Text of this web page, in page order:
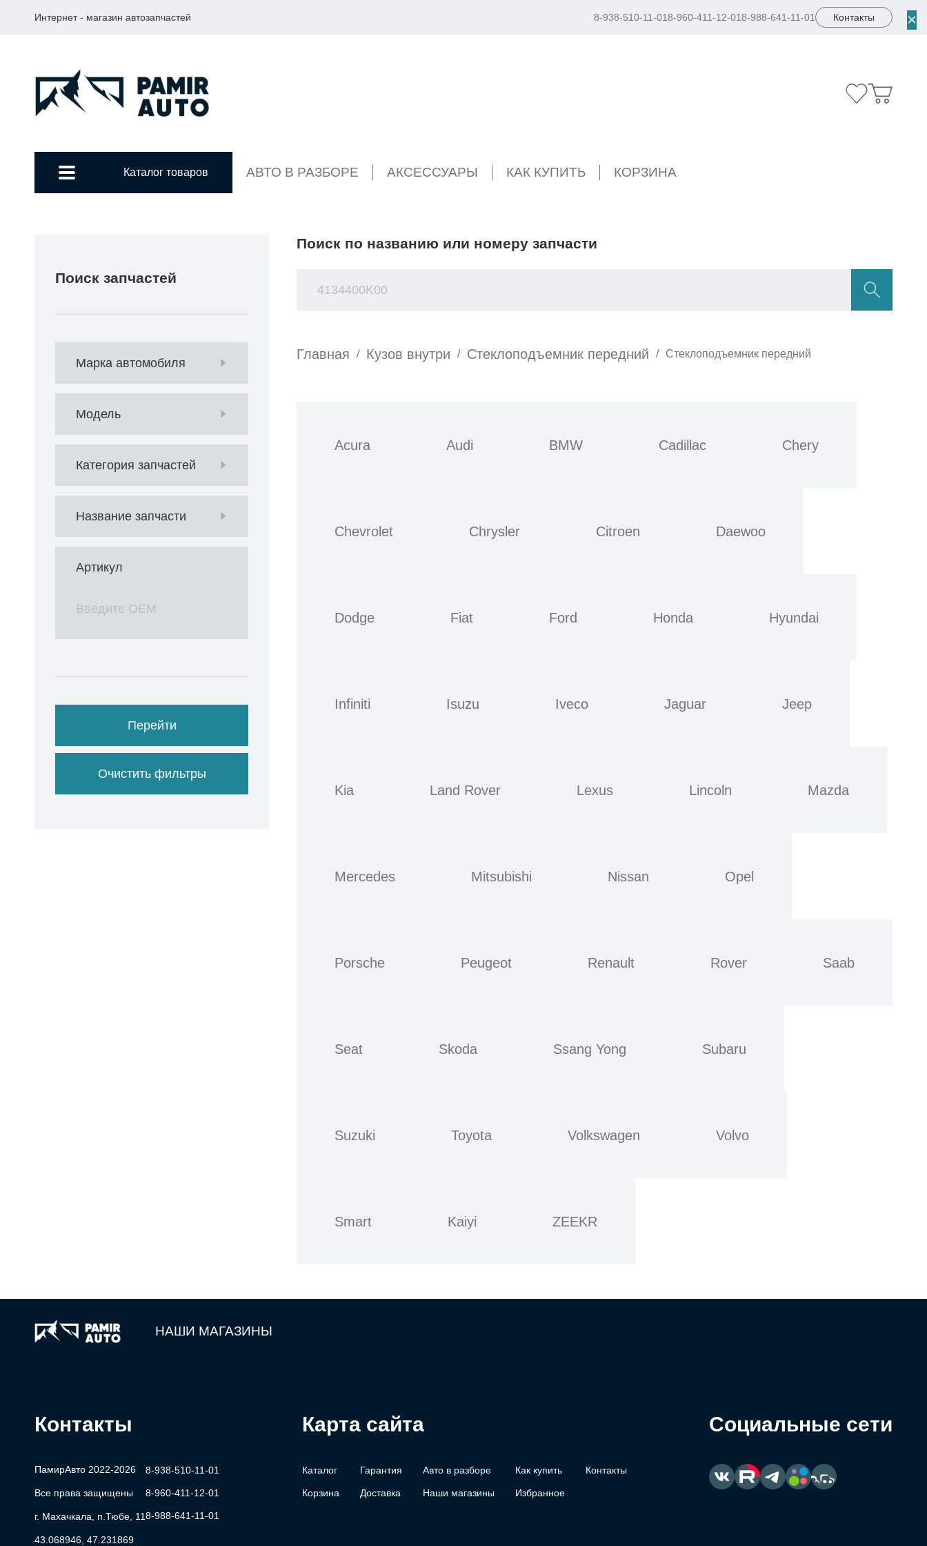
Интернет - магазин автозапчастей 8-938-510-11-018-960-411-12-018-988-641-11-01 Контакты
Каталог товаров АВТО В РАЗБОРЕ АКСЕССУАРЫ КАК КУПИТЬ КОРЗИНА
×
Поиск запчастей
Марка автомобиля
Модель
Категория запчастей
Название запчасти
Артикул
Перейти
Очистить фильтры
Поиск по названию или номеру запчасти
Главная / Кузов внутри / Стеклоподъемник передний / Стеклоподъемник передний
Acura Audi BMW Cadillac Chery
Chevrolet Chrysler Citroen Daewoo
Dodge Fiat Ford Honda Hyundai
Infiniti Isuzu Iveco Jaguar Jeep
Kia Land Rover Lexus Lincoln Mazda
Mercedes Mitsubishi Nissan Opel
Porsche Peugeot Renault Rover Saab
Seat Skoda Ssang Yong Subaru
Suzuki Toyota Volkswagen Volvo
Smart Kaiyi ZEEKR
НАШИ МАГАЗИНЫ
Контакты
ПамирАвто 2022-2026
Все права защищены
г. Махачкала, п.Тюбе, 11
43.068946, 47.231869
8-938-510-11-01
8-960-411-12-01
8-988-641-11-01
Карта сайта
Каталог Гарантия Авто в разборе Как купить Контакты
Корзина Доставка Наши магазины Избранное
Социальные сети